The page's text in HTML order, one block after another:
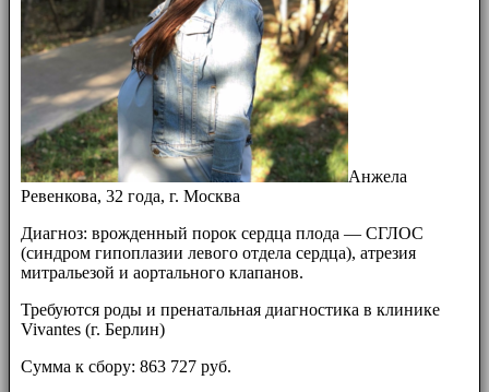
Анжела
Ревенкова, 32 года, г. Москва
Диагноз: врожденный порок сердца плода — СГЛОС
(синдром гипоплазии левого отдела сердца), атрезия
митральезой и аортального клапанов.
Требуются роды и пренатальная диагностика в клинике
Vivantes (г. Берлин)
Сумма к сбору: 863 727 руб.